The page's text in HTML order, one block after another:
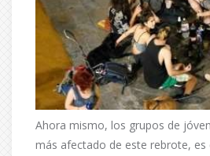
Ahora mismo, los grupos de
más afectado de este rebrote, es